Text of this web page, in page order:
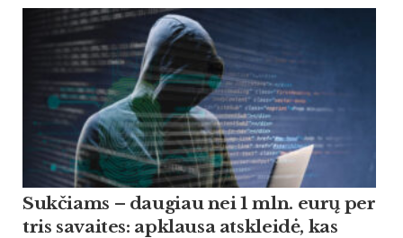
Suk­čiams – dau­giau nei 1 mln. eurų per
tris sa­vai­tes: ap­klau­sa at­skleidė, kas